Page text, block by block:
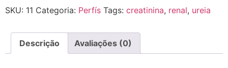
SKU: 11 Categoria: Perfís Tags: creatinina, renal, ureia
Descrição Avaliações (0)